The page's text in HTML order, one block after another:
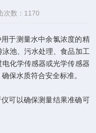
次数：1170
于测量水中余氯浓度的精
池、污水处理、食品加工
化学传感器或光学传感器
保水质符合安全标准。
可以确保测量结果准确可